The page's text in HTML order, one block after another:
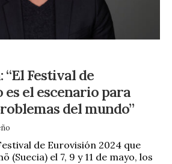
“El Festival de
el escenario para
del mundo”
de Eurovisión 2024 que
(Suecia) el 7, 9 y 11 de mayo, los